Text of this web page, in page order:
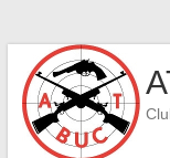
content